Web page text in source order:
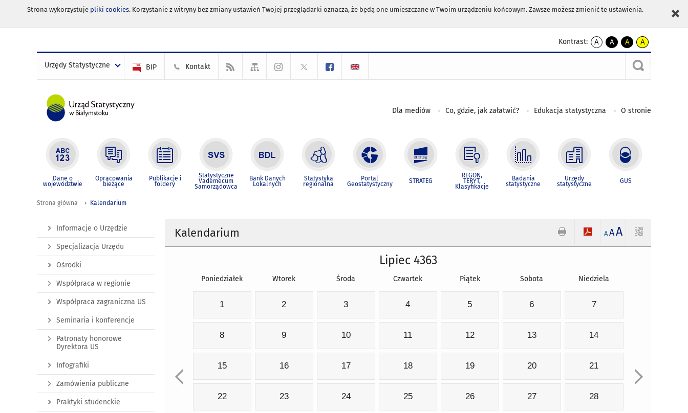
Strona wykorzystuje pliki cookies. Korzystanie z witryny bez zmiany ustawień Twojej przeglądarki oznacza, że będą one umieszczane w Twoim urządzeniu końcowym. Zawsze możesz zmienić te ustawienia.
Kontrast:
A
kontrast
A
kontrast
czarnym
A
kontrast
żółty
tekst
czarnym
A
kontrast
czarny
tekst
żółtym
Urzędy Statystyczne BIP Kontakt
Dla mediów Co, gdzie, jak załatwić? Edukacja statystyczna O stronie
Dane o
województwie
Opracowania
bieżące
Publikacje i
foldery
Statystyczne
Vademecum
Samorządowca
Bank Danych
Lokalnych
Statystyka
regionalna
Portal
Geostatystyczny STRATEG
REGON,
TERYT,
Klasyfikacje
Badania
statystyczne
Urzędy
statystyczne GUS
Strona główna Kalendarium
Kalendarium A AA
Lipiec 4363
Poniedziałek Wtorek Środa Czwartek Piątek Sobota Niedziela
1 2 3 4 5 6 7
8 9 10 11 12 13 14
15 16 17 18 19 20 21
22 23 24 25 26 27 28
Informacje o Urzędzie
Specjalizacja Urzędu
Ośrodki
Współpraca w regionie
Współpraca zagraniczna US
Seminaria i konferencje
Patronaty honorowe
Dyrektora US
Infografiki
Zamówienia publiczne
Praktyki studenckie